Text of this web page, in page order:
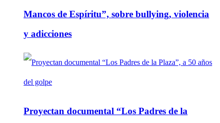
Mancos de Espíritu”, sobre bullying, violencia
y adicciones
Proyectan documental “Los Padres de la